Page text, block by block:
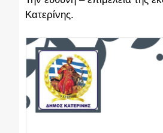
Κατερίνης.